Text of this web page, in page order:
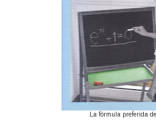
La fórmula preferida